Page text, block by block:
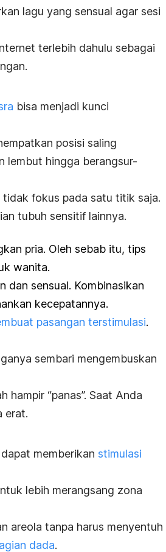
lagu yang sensual agar sesi
terlebih dahulu sebagai
bisa menjadi kunci
posisi saling
lembut hingga berangsur-
fokus pada satu titik saja.
tubuh sensitif lainnya.
pria. Oleh sebab itu, tips
wanita.
dan sensual. Kombinasikan
kecepatannya.
pasangan terstimulasi.
sembari mengembuskan
hampir “panas”. Saat Anda
erat.
memberikan stimulasi
lebih merangsang zona
areola tanpa harus menyentuh
dada.